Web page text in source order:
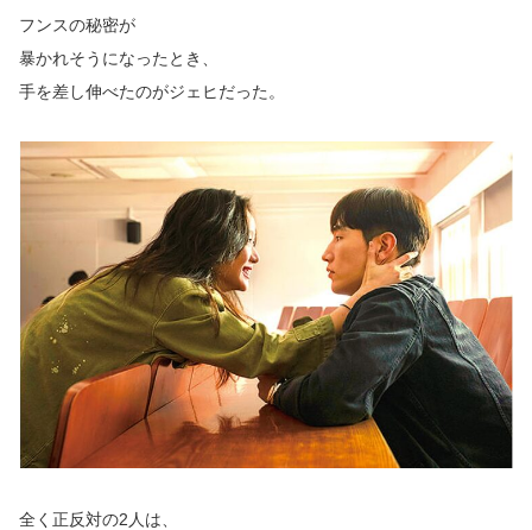
フンスの秘密が
暴かれそうになったとき、
手を差し伸べたのがジェヒだった。
全く正反対の2人は、